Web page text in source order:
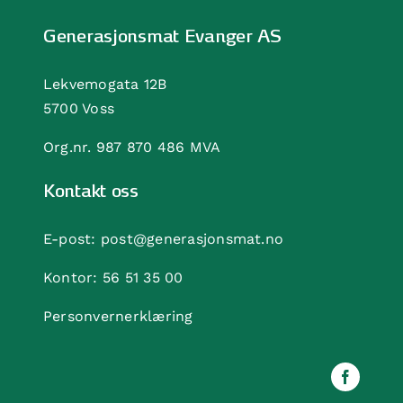
Generasjonsmat Evanger AS
Lekvemogata 12B
5700 Voss
Org.nr. 987 870 486 MVA
Kontakt oss
E-post: post@generasjonsmat.no
Kontor: 56 51 35 00
Personvernerklæring